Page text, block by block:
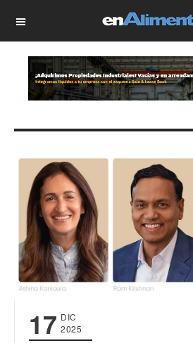
OFF CANVAS
17 DIC
2025